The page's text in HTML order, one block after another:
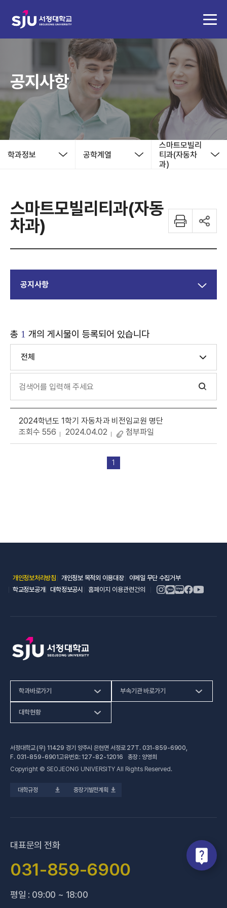
공지사항
학과정보 공학계열
스마트모빌리
티과(자동차
과)
스마트모빌리티과(자동
차과)
공지사항
총 1 개의 게시물이 등록되어 있습니다
전체
2024학년도 1학기 자동차과 비전임교원 명단
조회수 556
2024.04.02 첨부파일
1
개인정보처리방침(새 창 열림)
개인정보 목적외 이용대장(새 창 열림)
이메일 무단 수집거부(새 창 열림)
학교정보공개(새 창 열림)
대학정보공시(새 창 열림)
홈페이지 이용관련건의
학과바로가기
인문사회계열
공학계열
전문기술석사
부속기관 바로가기
건강증진센터(새 창 열림)
교육혁신지원센터(새 창 열림)
(새 창 열림)
성인학습지원센터
대학현황
대학정보공시(새 창 열림)
업무추진비 사용내역
법정위원회 회의록
대학규정 중장기발전계획
서정대학교 (우) 11429 경기 양주시 은현면 서정로 27T. 031-859-6900
F. 031-859-6901고유번호: 127-82-12016 총장 : 양영희
Copyright © SEOJEONG UNIVERSITY All Rights Reserved.
대표문의 전화
031-859-6900
평일 : 09:00 ~ 18:00